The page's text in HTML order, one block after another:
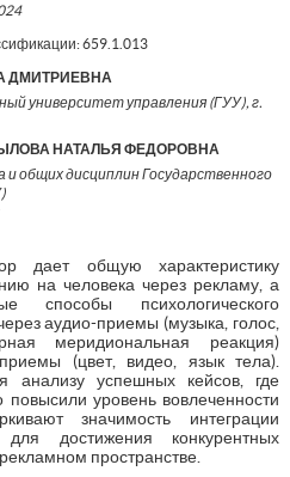
659.1.013
ДМИТРИЕВНА
университет управления (ГУУ), г.
НАТАЛЬЯ ФЕДОРОВНА
и общих дисциплин Государственного
дает общую характеристику
на человека через рекламу, а
способы психологического
аудио-приемы (музыка, голос,
меридиональная реакция)
(цвет, видео, язык тела).
анализу успешных кейсов, где
повысили уровень вовлеченности
значимость интеграции
для достижения конкурентных
пространстве.